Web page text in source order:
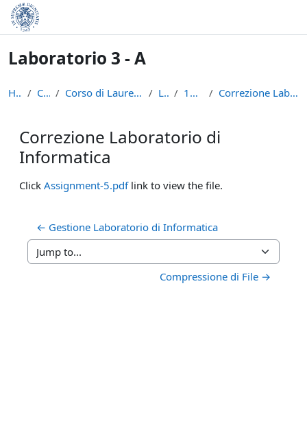
Skip to main content
Laboratorio 3 - A
Home Courses Corso di Laurea in Informatica (L-31) LAB3A 18 Ottobre Correzione Laboratorio di Informatica
Correzione Laboratorio di
Informatica
Completion requirements
Click Assignment-5.pdflink to view the file.
← Gestione Laboratorio di Informatica
Jump to...
Compressione di File →